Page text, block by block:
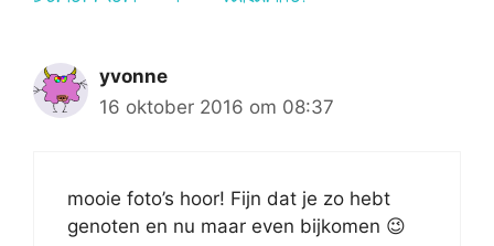
yvonne
16 oktober 2016 om 08:37
mooie foto’s hoor! Fijn dat je zo hebt
genoten en nu maar even bijkomen 😉